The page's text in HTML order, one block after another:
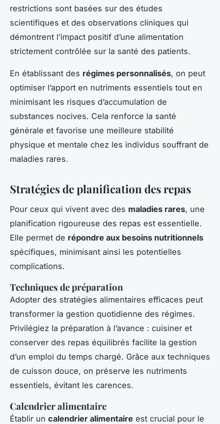
restrictions sont basées sur des études
scientifiques et des observations cliniques qui
démontrent l’impact positif d’une alimentation
strictement contrôlée sur la santé des patients.
En établissant des régimes personnalisés, on peut
optimiser l’apport en nutriments essentiels tout en
minimisant les risques d’accumulation de
substances nocives. Cela renforce la santé
générale et favorise une meilleure stabilité
physique et mentale chez les individus souffrant de
maladies rares.
Stratégies de planification des repas
Pour ceux qui vivent avec des maladies rares, une
planification rigoureuse des repas est essentielle.
Elle permet de répondre aux besoins nutritionnels
spécifiques, minimisant ainsi les potentielles
complications.
Techniques de préparation
Adopter des stratégies alimentaires efficaces peut
transformer la gestion quotidienne des régimes.
Privilégiez la préparation à l’avance : cuisiner et
conserver des repas équilibrés facilite la gestion
d’un emploi du temps chargé. Grâce aux techniques
de cuisson douce, on préserve les nutriments
essentiels, évitant les carences.
Calendrier alimentaire
Établir un calendrier alimentaire est crucial pour le